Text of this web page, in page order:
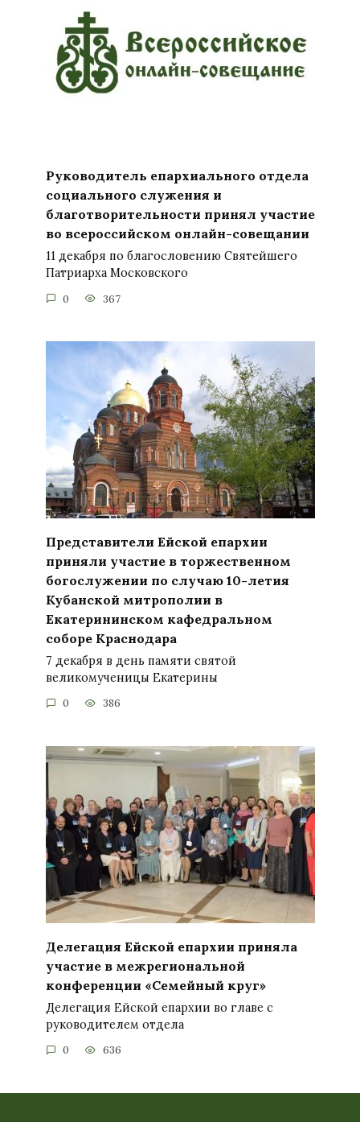
Руководитель епархиального отдела
социального служения и
благотворительности принял участие
во всероссийском онлайн-совещании
11 декабря по благословению Святейшего
Патриарха Московского
0 367
Представители Ейской епархии
приняли участие в торжественном
богослужении по случаю 10-летия
Кубанской митрополии в
Екатерининском кафедральном
соборе Краснодара
7 декабря в день памяти святой
великомученицы Екатерины
0 386
Делегация Ейской епархии приняла
участие в межрегиональной
конференции «Семейный круг»
Делегация Ейской епархии во главе с
руководителем отдела
0 636